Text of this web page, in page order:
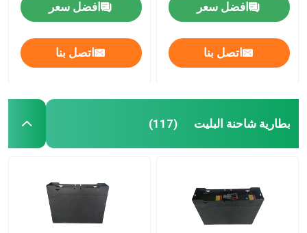
افضل سعر
اتصل بنا
افضل سعر
اتصل بنا
بطارية شاحنة البليت (117)